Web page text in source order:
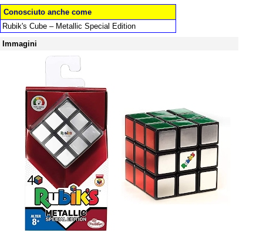
Conosciuto anche come
Rubik's Cube – Metallic Special Edition
Immagini